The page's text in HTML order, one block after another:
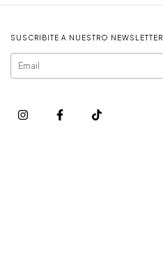
SUSCRIBITE A NUESTRO NEWSLETTER